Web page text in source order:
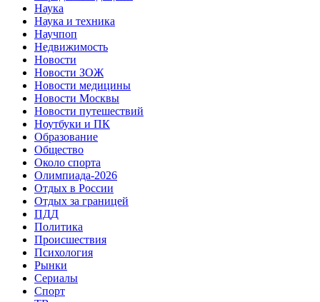
Наука
Наука и техника
Научпоп
Недвижимость
Новости
Новости ЗОЖ
Новости медицины
Новости Москвы
Новости путешествий
Ноутбуки и ПК
Образование
Общество
Около спорта
Олимпиада-2026
Отдых в России
Отдых за границей
ПДД
Политика
Происшествия
Психология
Рынки
Сериалы
Спорт